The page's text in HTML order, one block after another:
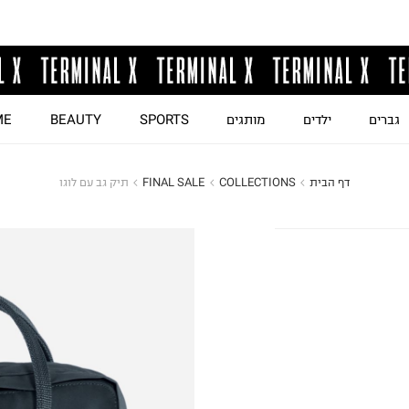
גברים ילדים מותגים SPORTS
BEAUTY
דף הבית COLLECTIONS
FINAL SALE תיק גב עם לוגו